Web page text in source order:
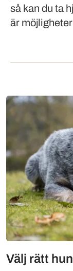
så kan du ta
är
Mer om
Välj rätt